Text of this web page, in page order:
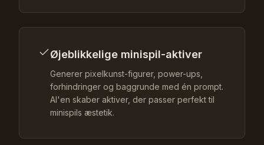
Øjeblikkelige minispil-aktiver
Generer pixelkunst-figurer, power-ups,
forhindringer og baggrunde med én prompt.
AI'en skaber aktiver, der passer perfekt til
minispils æstetik.